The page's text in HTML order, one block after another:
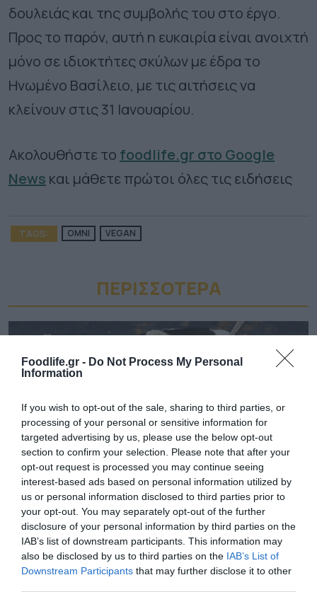
Foodlife.gr - Do Not Process My Personal
Information
If you wish to opt-out of the sale, sharing to third parties, or
processing of your personal or sensitive information for
targeted advertising by us, please use the below opt-out
section to confirm your selection. Please note that after your
opt-out request is processed you may continue seeing
interest-based ads based on personal information utilized by
us or personal information disclosed to third parties prior to
your opt-out. You may separately opt-out of the further
disclosure of your personal information by third parties on the
IAB’s list of downstream participants. This information may
also be disclosed by us to third parties on the IAB’s List of
Downstream Participants that may further disclose it to other
δουλειάς και της συμβολής του στο έργο.
Προς το παρόν, αυτή η ευκαιρία είναι ανοιχτή
μόνο σε ιδιοκτήτες σκύλων με έδρα το
Ηνωμένο Βασίλειο, με τις αιτήσεις να
κλείνουν στις 31 Ιανουαρίου.
Ακολουθήστε το foodlife.gr στο Google
News και μάθετε πρώτοι όλες τις ειδήσεις
TAGS: OMNI VEGAN
ΠΕΡΙΣΣΟΤΕΡA
06.08.2026
Vegan συνταγή για πρωινό: Pancakes με
κανέλα και μύρτιλα